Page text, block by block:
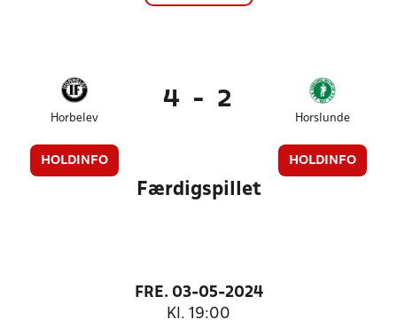
Horbelev
HOLDINFO
4 - 2
Horslunde
HOLDINFO
Færdigspillet
FRE. 03-05-2024
Kl. 19:00